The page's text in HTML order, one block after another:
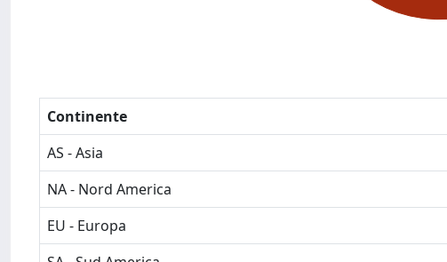
Continente
AS - Asia
NA - Nord America
EU - Europa